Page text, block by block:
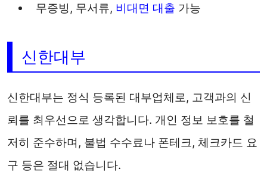
무증빙, 무서류, 비대면 대출 가능
신한대부
신한대부는 정식 등록된 대부업체로, 고객과의 신
뢰를 최우선으로 생각합니다. 개인 정보 보호를 철
저히 준수하며, 불법 수수료나 폰테크, 체크카드 요
구 등은 절대 없습니다.